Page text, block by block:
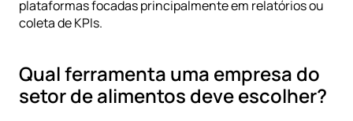
plataformas focadas principalmente em relatórios ou
coleta de KPIs.
Qual ferramenta uma empresa do
setor de alimentos deve escolher?